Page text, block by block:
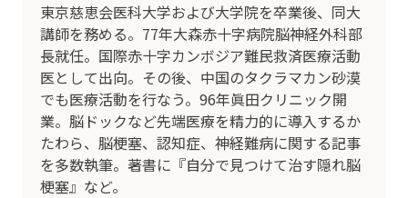
東京慈恵会医科大学および大学院を卒業後、同大
講師を務める。77年大森赤十字病院脳神経外科部
長就任。国際赤十字カンボジア難民救済医療活動
医として出向。その後、中国のタクラマカン砂漠
でも医療活動を行なう。96年眞田クリニック開
業。脳ドックなど先端医療を精力的に導入するか
たわら、脳梗塞、認知症、神経難病に関する記事
を多数執筆。著書に『自分で見つけて治す隠れ脳
梗塞』など。